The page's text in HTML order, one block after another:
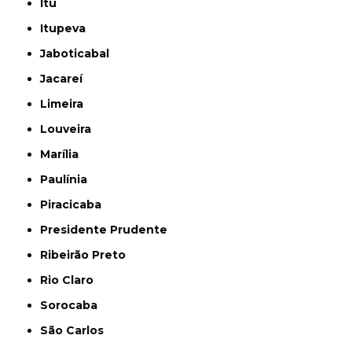
Itu
Itupeva
Jaboticabal
Jacareí
Limeira
Louveira
Marília
Paulínia
Piracicaba
Presidente Prudente
Ribeirão Preto
Rio Claro
Sorocaba
São Carlos